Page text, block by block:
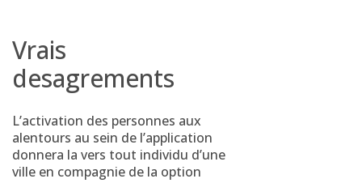
Vrais
desagrements
L’activation des personnes aux
alentours au sein de l’application
donnera la vers tout individu d’une
ville en compagnie de la option